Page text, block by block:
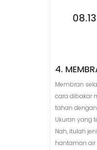
4.
Membran
cara dibakar
tahan
Ukuran yang
Nah, itulah
hantaman